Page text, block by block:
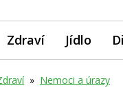
Zdraví Jídlo
» Nemoci a úrazy